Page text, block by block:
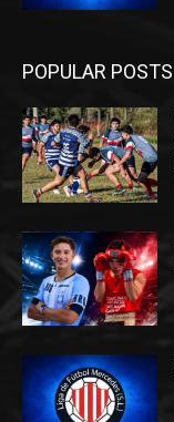
POPULAR POSTS